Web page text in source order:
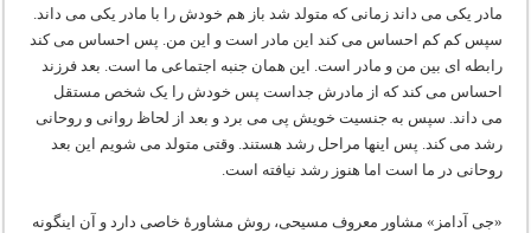
مادر یکی می داند زمانی که متولد شد باز هم خودش را با مادر یکی می داند.
سپس کم کم احساس می کند این مادر است و این من. پس احساس می کند
رابطه ای بین من و مادر است. این همان جنبه اجتماعی ما است. بعد فرزند
احساس می کند که از مادرش جداست پس خودش را یک شخص مستقل
می داند. سپس به جنسیت خویش پی می برد و بعد از لحاظ روانی و روحانی
رشد می کند. پس اینها مراحل رشد هستند. وقتی متولد می شویم این بعد
روحانی در ما است اما هنوز رشد نیافته است.
«جی آدامز» مشاور معروف مسیحی، روش مشاورۀ خاصی دارد و آن اینگونه